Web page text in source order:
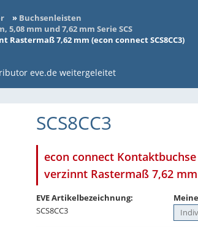
» Buchsenleisten
mm und 7,62 mm Serie SCS
7,62 mm (econ connect SCS8CC3)
eve.de weitergeleitet
SCS8CC3
econ connect
verzinnt Rastermaß 7,62 mm
EVE Artikelbezeichnung:
SCS8CC3